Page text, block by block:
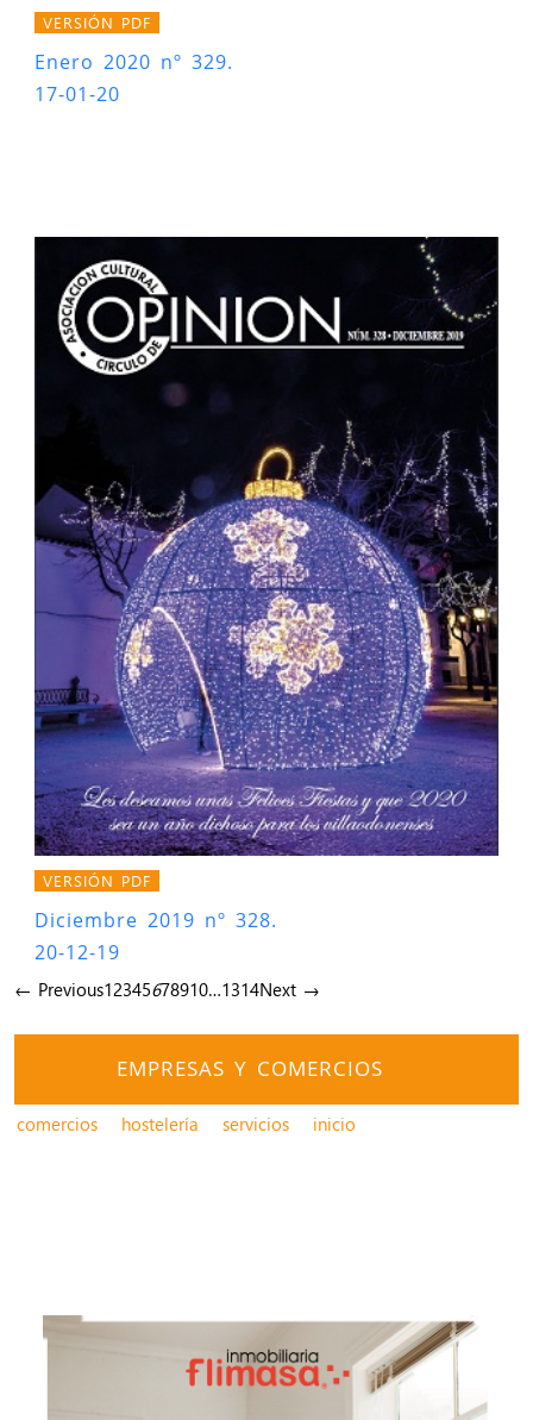
VERSIÓN PDF
Enero 2020 nº 329.
17-01-20
VERSIÓN PDF
Diciembre 2019 nº 328.
20-12-19
← Previous12345678910…1314Next →
EMPRESAS Y COMERCIOS
comercios hostelería servicios inicio